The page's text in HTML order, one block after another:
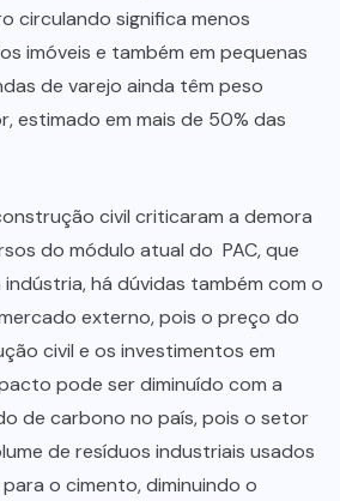
circulando significa menos
imóveis e também em pequenas
de varejo ainda têm peso
estimado em mais de 50% das
civil criticaram a demora
do módulo atual do PAC, que
há dúvidas também com o
externo, pois o preço do
civil e os investimentos em
pode ser diminuído com a
de carbono no país, pois o setor
de resíduos industriais usados
o cimento, diminuindo o